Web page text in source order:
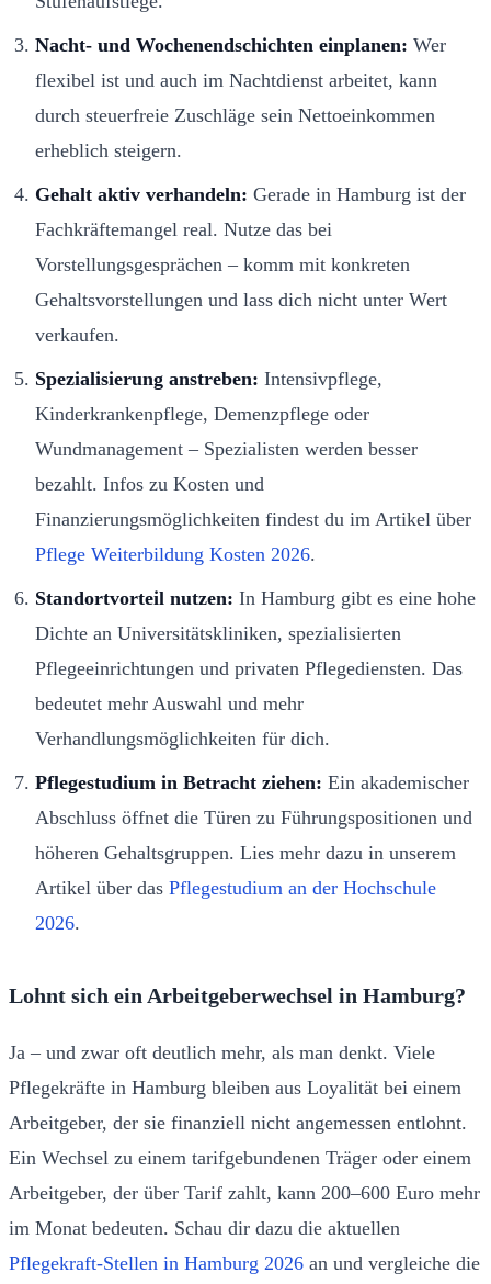
Nacht- und Wochenendschichten einplanen: Wer
flexibel ist und auch im Nachtdienst arbeitet, kann
durch steuerfreie Zuschläge sein Nettoeinkommen
erheblich steigern.
Gehalt aktiv verhandeln: Gerade in Hamburg ist der
Fachkräftemangel real. Nutze das bei
Vorstellungsgesprächen – komm mit konkreten
Gehaltsvorstellungen und lass dich nicht unter Wert
verkaufen.
Spezialisierung anstreben: Intensivpflege,
Kinderkrankenpflege, Demenzpflege oder
Wundmanagement – Spezialisten werden besser
bezahlt. Infos zu Kosten und
Finanzierungsmöglichkeiten findest du im Artikel über
Pflege Weiterbildung Kosten 2026.
Standortvorteil nutzen: In Hamburg gibt es eine hohe
Dichte an Universitätskliniken, spezialisierten
Pflegeeinrichtungen und privaten Pflegediensten. Das
bedeutet mehr Auswahl und mehr
Verhandlungsmöglichkeiten für dich.
Pflegestudium in Betracht ziehen: Ein akademischer
Abschluss öffnet die Türen zu Führungspositionen und
höheren Gehaltsgruppen. Lies mehr dazu in unserem
Artikel über das Pflegestudium an der Hochschule
2026.
Lohnt sich ein Arbeitgeberwechsel in Hamburg?
Ja – und zwar oft deutlich mehr, als man denkt. Viele
Pflegekräfte in Hamburg bleiben aus Loyalität bei einem
Arbeitgeber, der sie finanziell nicht angemessen entlohnt.
Ein Wechsel zu einem tarifgebundenen Träger oder einem
Arbeitgeber, der über Tarif zahlt, kann 200–600 Euro mehr
im Monat bedeuten. Schau dir dazu die aktuellen
Pflegekraft-Stellen in Hamburg 2026 an und vergleiche die